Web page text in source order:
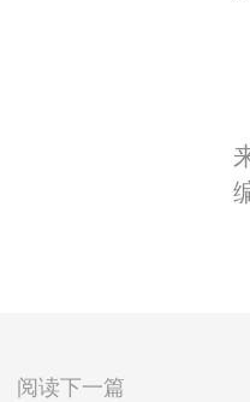
阅读下一篇